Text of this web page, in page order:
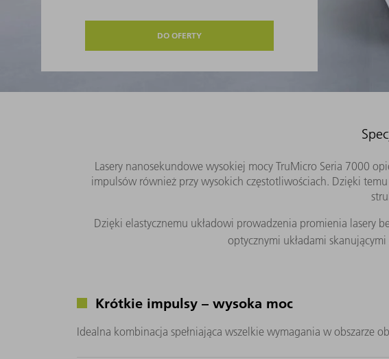
DO OFERTY
Lasery nanosekundowe wysokiej mocy TruMicro Seria 7000
impulsów również przy wysokich częstotliwościach. Dzięki
Dzięki elastycznemu układowi prowadzenia promienia lasery
optycznymi układami
Krótkie impulsy – wysoka moc
Idealna kombinacja spełniająca wszelkie wymagania w obszarze